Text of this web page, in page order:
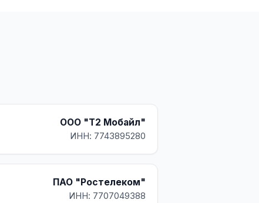
ООО "Т2 Мобайл"
ИНН: 7743895280
ПАО "Ростелеком"
ИНН: 7707049388